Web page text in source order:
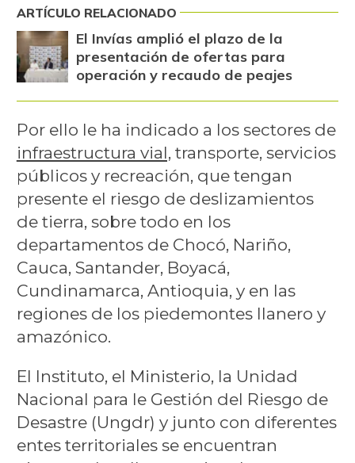
ARTÍCULO RELACIONADO
El Invías amplió el plazo de la
presentación de ofertas para
operación y recaudo de peajes
Por ello le ha indicado a los sectores de
infraestructura vial, transporte, servicios
públicos y recreación, que tengan
presente el riesgo de deslizamientos
de tierra, sobre todo en los
departamentos de Chocó, Nariño,
Cauca, Santander, Boyacá,
Cundinamarca, Antioquia, y en las
regiones de los piedemontes llanero y
amazónico.
El Instituto, el Ministerio, la Unidad
Nacional para le Gestión del Riesgo de
Desastre (Ungdr) y junto con diferentes
entes territoriales se encuentran